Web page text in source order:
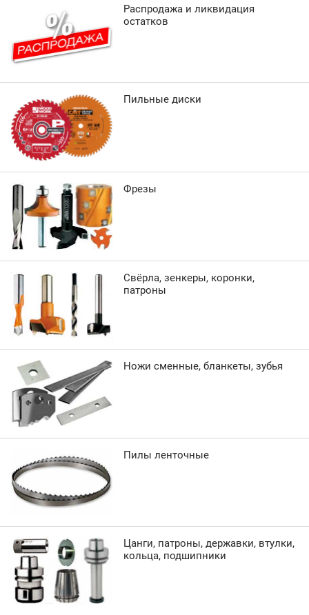
Распродажа и ликвидация
остатков
Пильные диски
Фрезы
Свёрла, зенкеры, коронки,
патроны
Ножи сменные, бланкеты, зубья
Пилы ленточные
Цанги, патроны, державки, втулки,
кольца, подшипники